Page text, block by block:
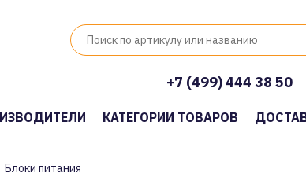
+7 (499) 444 38 50
КАТЕГОРИИ ТОВАРОВ
Блоки питания